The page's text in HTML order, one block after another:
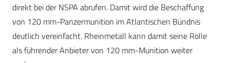
direkt bei der NSPA abrufen. Damit wird die Beschaffung
von 120 mm-Panzermunition im Atlantischen Bündnis
deutlich vereinfacht. Rheinmetall kann damit seine Rolle
als führender Anbieter von 120 mm-Munition weiter